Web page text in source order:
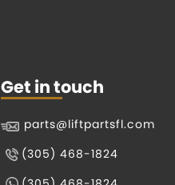
Get in touch
parts@liftpartsfl.com
(305) 468-1824